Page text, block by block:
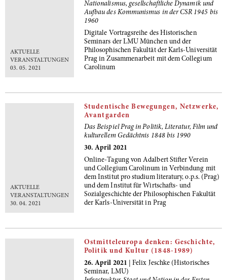
AKTUELLE
VERANSTALTUNGEN
03. 05. 2021
Nationalismus, gesellschaftliche Dynamik und
Aufbau des Kommunismus in der CSR 1945 bis
1960
Digitale Vortragsreihe des Historischen
Seminars der LMU München und der
Philosophischen Fakultät der Karls-Universität
Prag in Zusammenarbeit mit dem Collegium
Carolinum
AKTUELLE
VERANSTALTUNGEN
30. 04. 2021
Studentische Bewegungen, Netzwerke,
Avantgarden
Das Beispiel Prag in Politik, Literatur, Film und
kulturellem Gedächtnis 1848 bis 1990
30. April 2021
Online-Tagung von Adalbert Stifter Verein
und Collegium Carolinum in Verbindung mit
dem Institut pro studium literatury, o.p.s. (Prag)
und dem Institut für Wirtschafts- und
Sozialgeschichte der Philosophischen Fakultät
der Karls-Universität in Prag
Ostmitteleuropa denken: Geschichte,
Politik und Kultur (1848-1989)
26. April 2021 | Felix Jeschke (Historisches
Seminar, LMU)